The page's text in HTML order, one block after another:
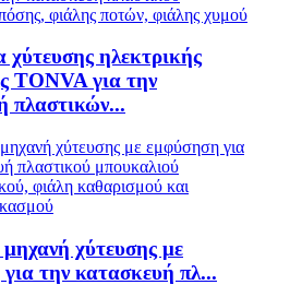
ηλεκτρικής
TONVA για την
πλαστικών...
χύτευσης με
την κατασκευή πλ...